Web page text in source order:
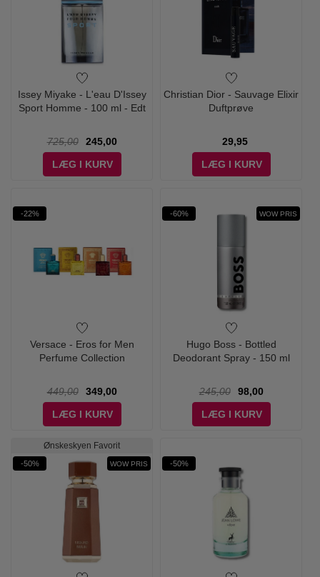
Issey Miyake - L'eau D'Issey
Sport Homme - 100 ml - Edt
725,00
245,00
LÆG I KURV
Christian Dior - Sauvage Elixir
Duftprøve
29,95
LÆG I KURV
-22%
Versace - Eros for Men
Perfume Collection
449,00
349,00
LÆG I KURV
-60% WOW PRIS
Hugo Boss - Bottled
Deodorant Spray - 150 ml
245,00
98,00
LÆG I KURV
Ønskeskyen Favorit
-50% WOW PRIS -50%